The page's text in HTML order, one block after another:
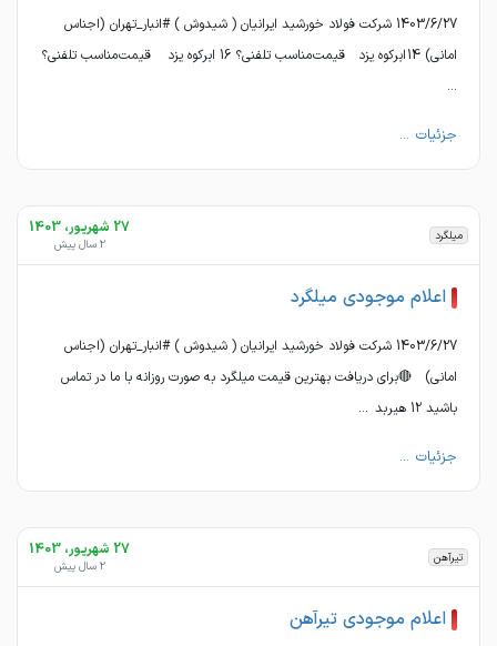
1403/6/27 شرکت فولاد خورشید ایرانیان ( شیدوش ) #انبار_تهران (اجناس
امانی) 14 ابرکوه یزد قیمت مناسب تلفنی؟ 16 ابرکوه یزد قیمت مناسب تلفنی؟
...
جزئیات ...
میلگرد 27 شهریور، 1403
2 سال پیش
اعلام موجودی میلگرد
1403/6/27 شرکت فولاد خورشید ایرانیان ( شیدوش ) #انبار_تهران (اجناس
امانی) 🔴برای دریافت بهترین قیمت میلگرد به صورت روزانه با ما در تماس
باشید 12 هیربد ...
جزئیات ...
تیرآهن 27 شهریور، 1403
2 سال پیش
اعلام موجودی تیرآهن